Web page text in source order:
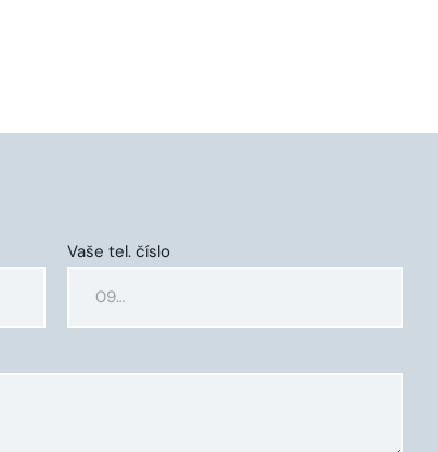
Vaše tel. číslo